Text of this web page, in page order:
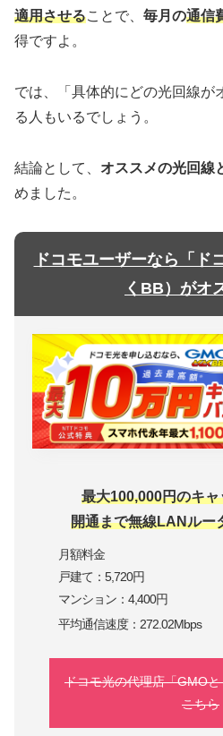
適用させることで、 毎月の通信
得ですよ。
では、「具体的にどの光回線が
る人もいるでしょう。
結論として、 オススメの光回線
めました。
ドコモユーザーなら「ド
くBB）がオ
最大100,000円のキ
開通まで無線LANルー
月額料金
戸建て：5,720円
マンション：4,400円
平均通信速度：272.02Mbps
ドコモ光の代理店「GMO
こちら